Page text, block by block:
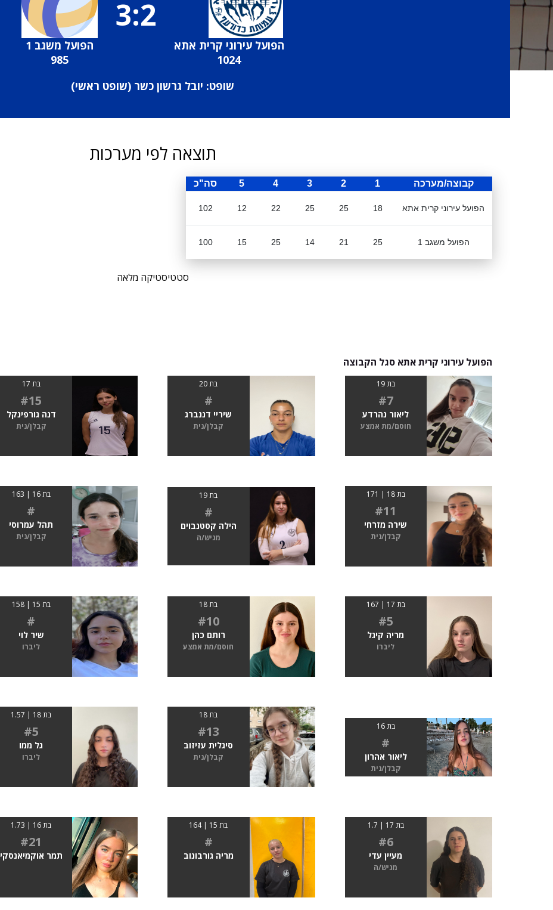
הפועל עירוני קרית אתא
1024
3:2
הפועל משגב 1
985
שופט: יובל גרשון כשר (שופט ראשי)
תוצאה לפי מערכות
קבוצה/מערכה 1
2
3
4
5 סה"כ
הפועל עירוני קרית אתא 18
25
25
22
12
102
הפועל משגב 1 25
21
14
25
15
100
סטטיסטיקה מלאה
הפועל עירוני קרית אתא סגל הקבוצה
בת 19
#7
ליאור נהרדע
חוסם/מת אמצע
בת 20
#
שיריי דננברג
קבלן/נית
בת 17
#15
דנה גורפינקל
קבלן/נית
בת 18 | 171
#11
שירה מזרחי
קבלן/נית
בת 19
#
הילה קסטנבוים
מגיש/ה
בת 16 | 163
#
תהל עמרוסי
קבלן/נית
בת 17 | 167
#5
מריה קיגל
ליברו
בת 18
#10
רותם כהן
חוסם/מת אמצע
בת 15 | 158
#
שיר לוי
ליברו
בת 16
#
ליאור אהרון
קבלן/נית
בת 18
#13
סיגלית עזיזוב
קבלן/נית
בת 18 | 1.57
#5
גל ממו
ליברו
בת 17 | 1.7
#6
מעיין עדי
מגיש/ה
בת 15 | 164
#
מריה גורבונוב
בת 16 | 1.73
#21
תמר אוקמיאנסקי